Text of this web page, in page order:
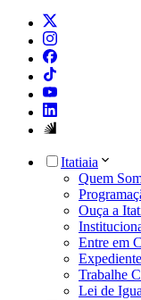
Itatiaia
Quem
Ouça a
Entre em
Trabalhe
Lei de